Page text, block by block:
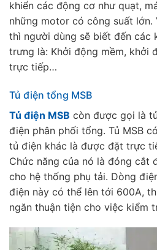
khiển các động cơ như quạt,
những motor có công suất lớn.
thì người dùng sẽ biết đến các
trưng là: Khởi động mềm, khởi
trực tiếp…
Tủ điện tổng MSB
Tủ điện MSB còn được gọi là
điện phân phối tổng. Tủ MSB có
tủ điện khác là được đặt trực
Chức năng của nó là đóng cắt
cho hệ thống phụ tải. Dòng
điện này có thể lên tới 600A,
ngăn thuận tiện cho việc kiểm